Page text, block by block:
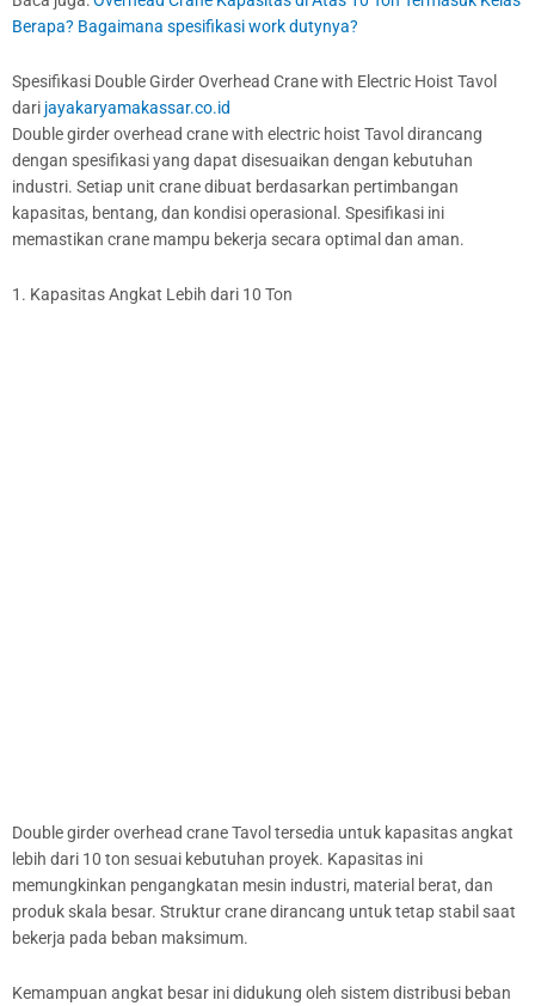
Berapa? Bagaimana spesifikasi work dutynya?
Spesifikasi Double Girder Overhead Crane with Electric Hoist Tavol
dari jayakaryamakassar.co.id
Double girder overhead crane with electric hoist Tavol dirancang
dengan spesifikasi yang dapat disesuaikan dengan kebutuhan
industri. Setiap unit crane dibuat berdasarkan pertimbangan
kapasitas, bentang, dan kondisi operasional. Spesifikasi ini
memastikan crane mampu bekerja secara optimal dan aman.
1. Kapasitas Angkat Lebih dari 10 Ton
Double girder overhead crane Tavol tersedia untuk kapasitas angkat
lebih dari 10 ton sesuai kebutuhan proyek. Kapasitas ini
memungkinkan pengangkatan mesin industri, material berat, dan
produk skala besar. Struktur crane dirancang untuk tetap stabil saat
bekerja pada beban maksimum.
Kemampuan angkat besar ini didukung oleh sistem distribusi beban